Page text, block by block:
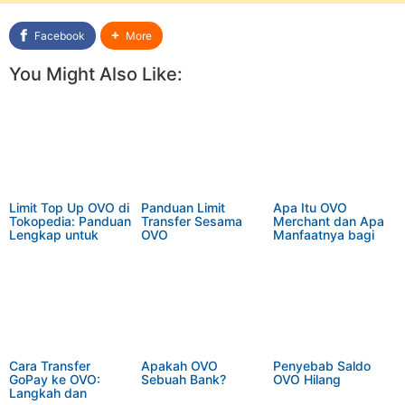
Facebook More
You Might Also Like:
Limit Top Up OVO di
Tokopedia: Panduan
Lengkap untuk
Panduan Limit
Transfer Sesama
OVO
Apa Itu OVO
Merchant dan Apa
Manfaatnya bagi
Cara Transfer
GoPay ke OVO:
Langkah dan
Apakah OVO
Sebuah Bank?
Penyebab Saldo
OVO Hilang